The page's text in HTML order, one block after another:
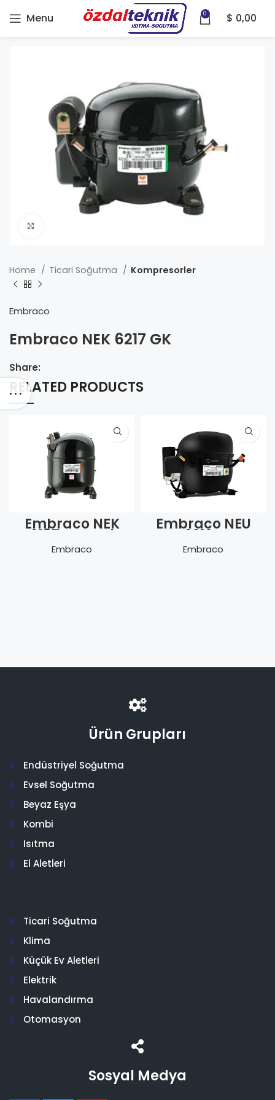
Menu 0 $ 0,00
Home Ticari Soğutma Kompresorler
Embraco
Embraco NEK 6217 GK
Share:
RELATED PRODUCTS
Embraco NEK
6187 Z -Dual
frekans
Embraco
Embraco NEU
6212 Z
Embraco
Ürün Grupları
Endüstriyel Soğutma
Evsel Soğutma
Beyaz Eşya
Kombi
Isıtma
El Aletleri
Ticari Soğutma
Klima
Küçük Ev Aletleri
Elektrik
Havalandırma
Otomasyon
Sosyal Medya